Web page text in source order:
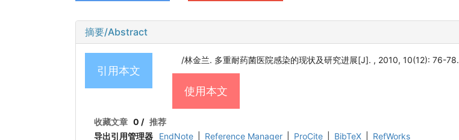
摘要/Abstract
引用本文
/林金兰. 多重耐药菌医院感染的现状及研究进展[J]. , 2010, 10(12): 76-78.
使用本文
收藏文章 0 /推荐
导出引用管理器
EndNote Reference Manager ProCite BibTeX
RefWorks